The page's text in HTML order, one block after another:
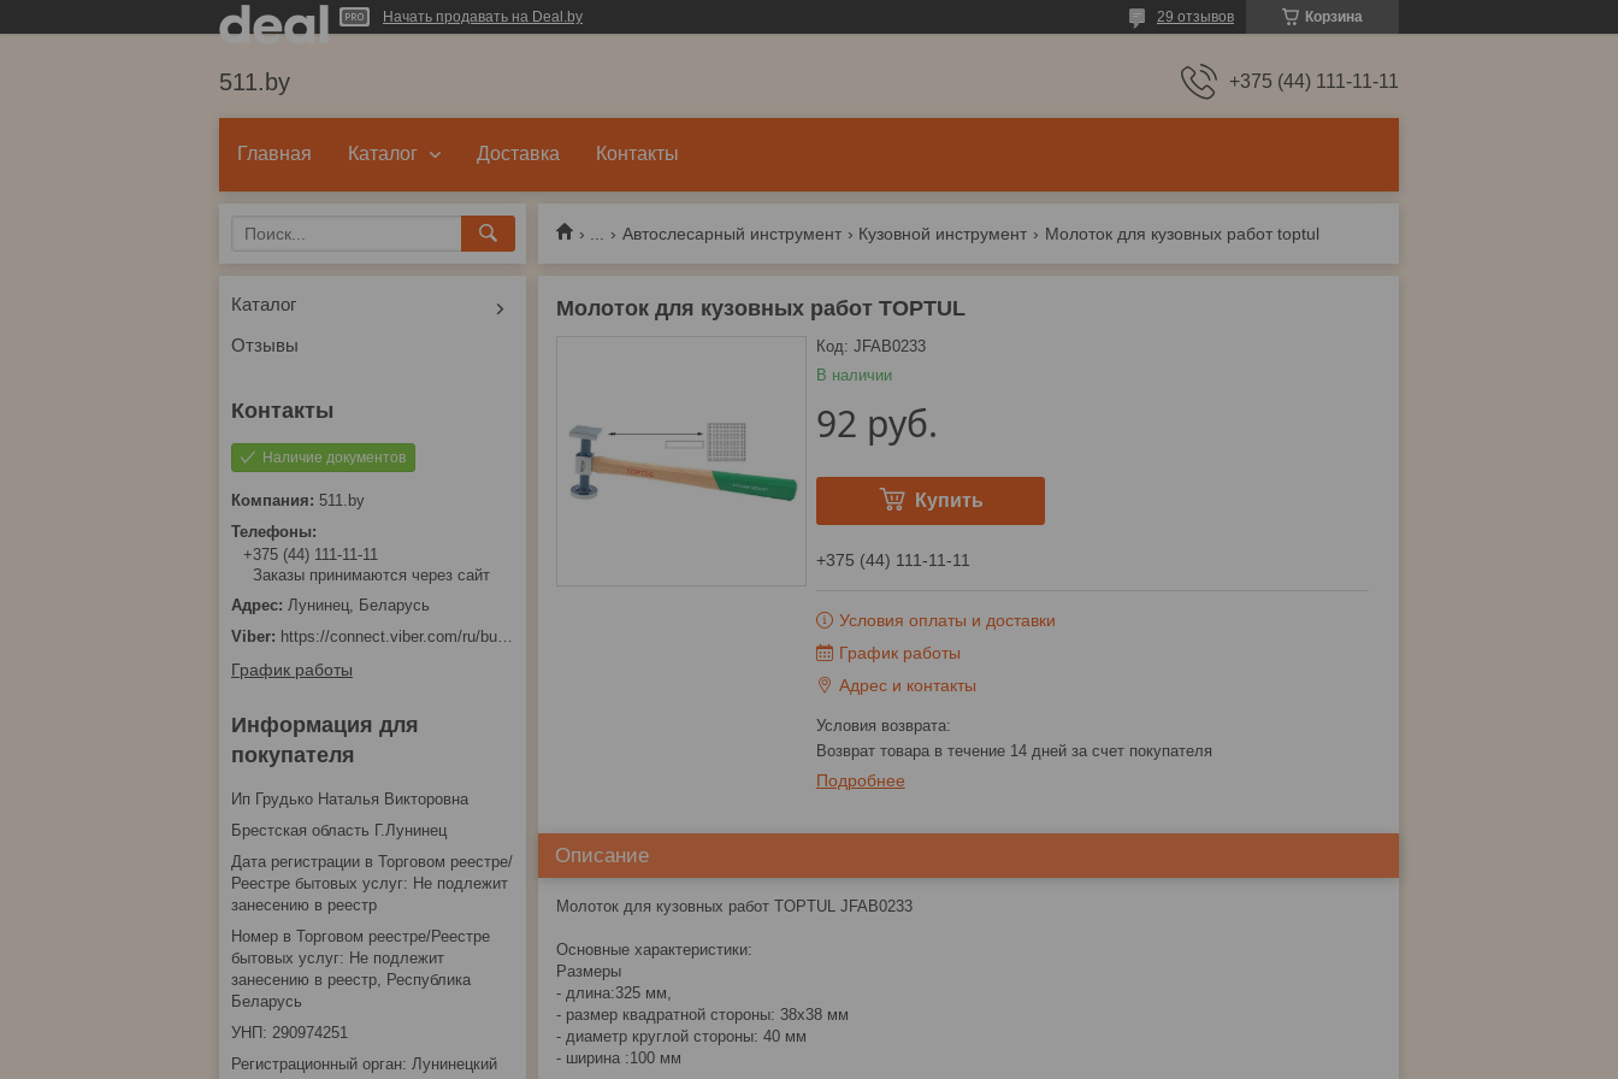
Начать продавать на Deal.by Корзина
29 отзывов
511.by +375 (44) 111-11-11
Главная Каталог Доставка Контакты
Автослесарный инструмент Кузовной инструмент Молоток для кузовных работ toptul
Молоток для кузовных работ TOPTUL
В наличии
Код: JFAB0233
92 руб.
Купить
+375 (44) 111-11-11
Условия оплаты и доставки
График работы
Адрес и контакты
возврат товара в течение 14 дней за счет покупателя
Подробнее
Описание
Молоток для кузовных работ TOPTUL JFAB0233
Основные характеристики:
Размеры
- длина:325 мм,
- размер квадратной стороны: 38х38 мм
- диаметр круглой стороны: 40 мм
- ширина :100 мм
Каталог
Отзывы
Наличие документов
511.by
+375 (44) 111-11-11
Заказы принимаются через сайт
Лунинец, Беларусь
https://connect.viber.com/ru/business/1d480fbc-bd61-11ef-8513-eab83dfd23fa
График работы
Информация для
покупателя
Ип Грудько Наталья Викторовна
Брестская область Г.Лунинец
Дата регистрации в Торговом реестре/
Реестре бытовых услуг: Не подлежит
занесению в реестр
Номер в Торговом реестре/Реестре
бытовых услуг: Не подлежит
занесению в реестр, Республика
Беларусь
УНП: 290974251
Регистрационный орган: Лунинецкий